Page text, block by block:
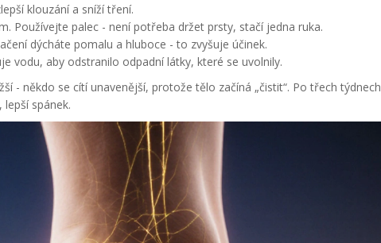
klouzání a sníží tření.
Používejte palec - není potřeba držet prsty, stačí jedna ruka.
dýcháte pomalu a hluboce - to zvyšuje účinek.
vodu, aby odstranilo odpadní látky, které se uvolnily.
- někdo se cítí unavenější, protože tělo začíná „čistit“. Po třech týdnech
spánek.